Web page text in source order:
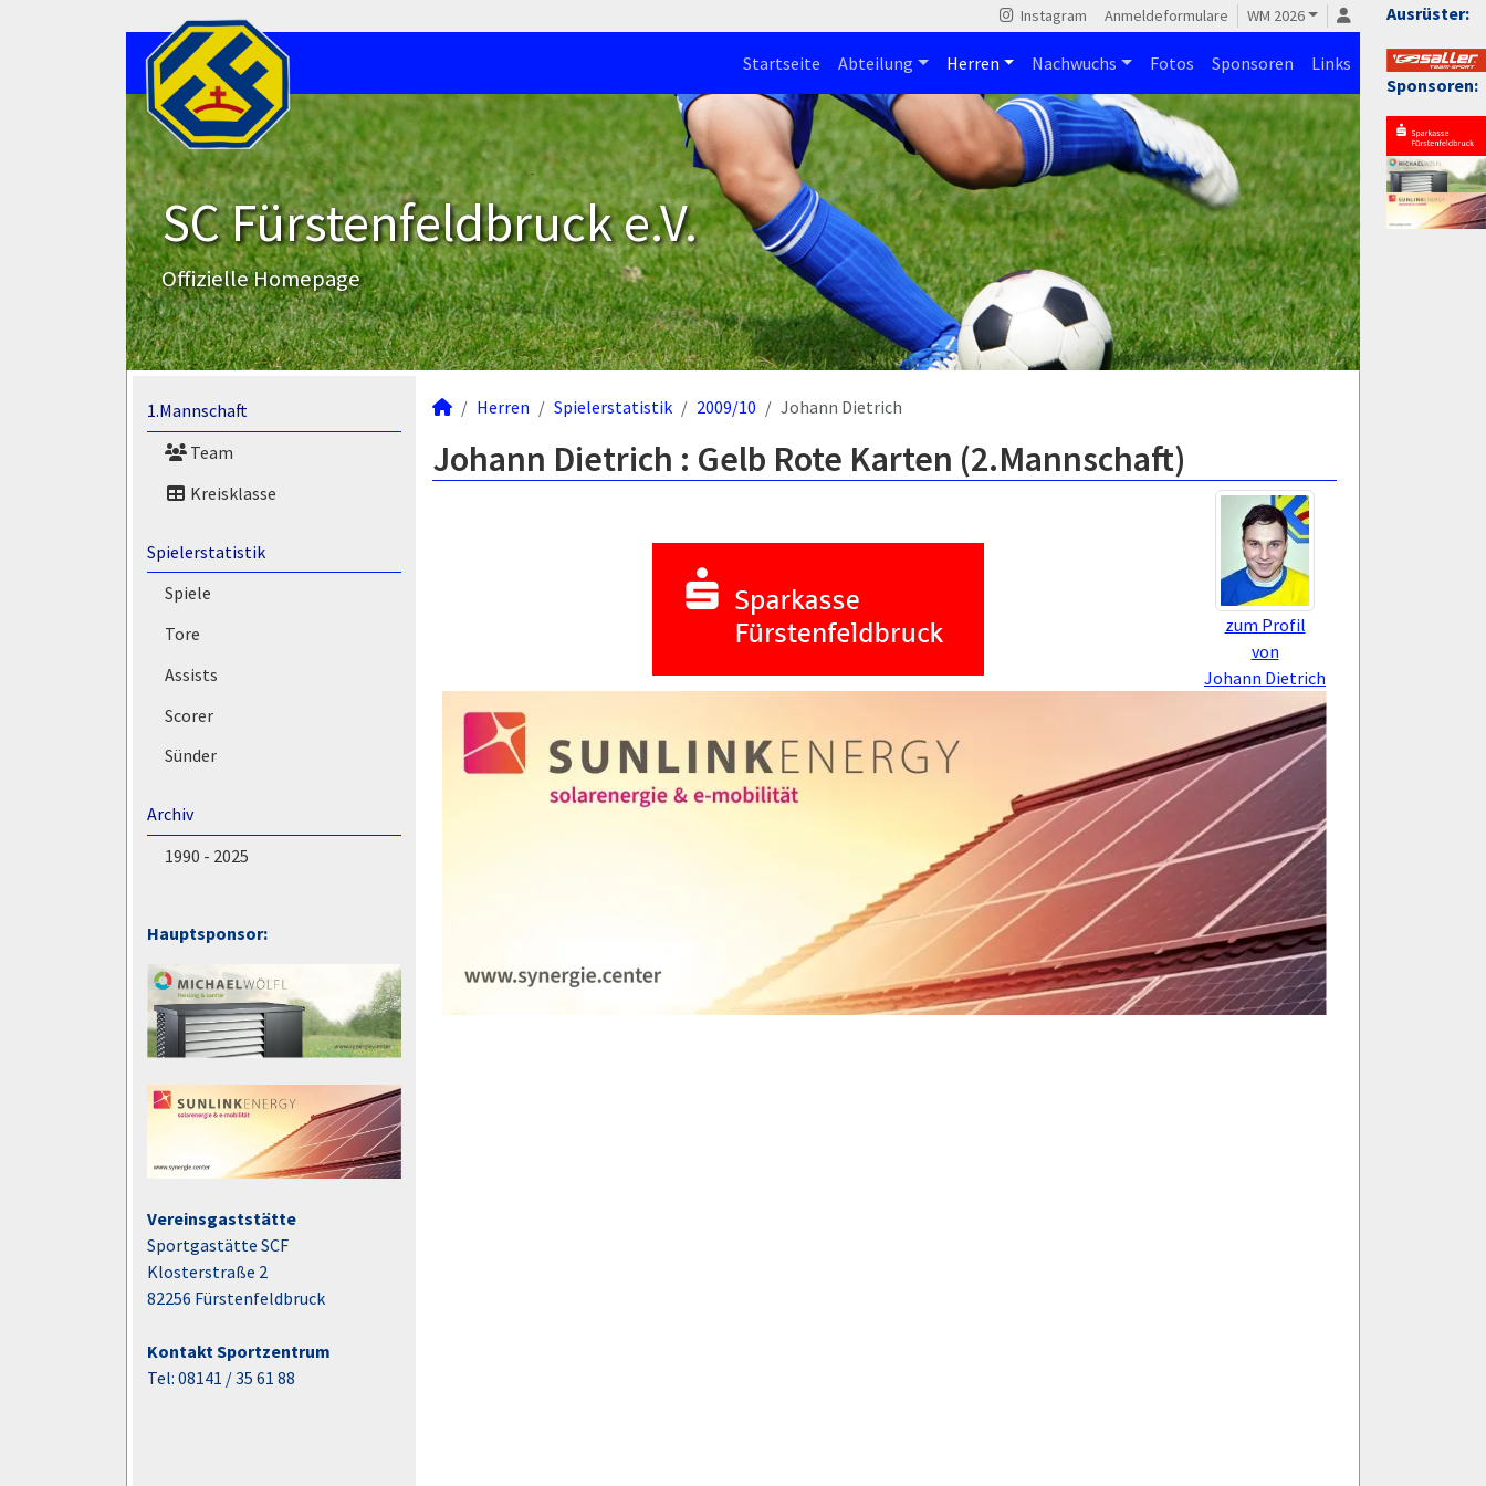
Ausrüster:
Sponsoren:
Instagram Anmeldeformulare WM 2026
Startseite Abteilung Herren Nachwuchs Fotos Sponsoren Links
SC Fürstenfeldbruck e.V.
Offizielle Homepage
1.Mannschaft
Team
Kreisklasse
Spielerstatistik
Spiele
Tore
Assists
Scorer
Sünder
Archiv
1990 - 2025
Hauptsponsor:
Vereinsgaststätte
Sportgastätte SCF
Klosterstraße 2
82256 Fürstenfeldbruck
Kontakt Sportzentrum
Tel: 08141 / 35 61 88
Herren Spielerstatistik 2009/10 Johann Dietrich
Johann Dietrich : Gelb Rote Karten (2.Mannschaft)
zum Profil
von
Johann Dietrich